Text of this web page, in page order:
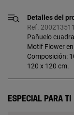
Detalles del
Ref.
Pañuelo
Motif Flower
Composición:
120 x 120 cm.
Especial para ti